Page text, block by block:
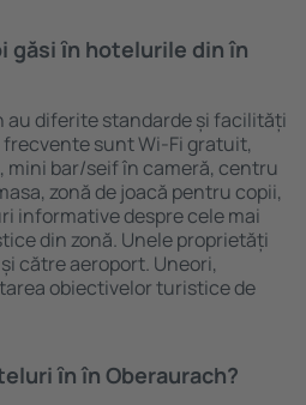
găsi ȋn hotelurile din în
au diferite standarde și facilități
sunt Wi-Fi gratuit,
mini bar/seif în cameră, centru
zonă de joacă pentru copii,
informative despre cele mai
din zonă. Unele proprietăți
către aeroport. Uneori,
obiectivelor turistice de
ȋn în Oberaurach?